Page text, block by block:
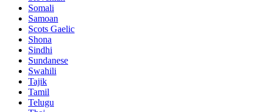
Somali
Samoan
Scots Gaelic
Shona
Sindhi
Sundanese
Swahili
Tajik
Tamil
Telugu